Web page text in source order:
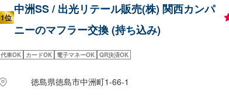
1位
中洲SS / 出光リテール販売(株) 関西カンパ
ニーのマフラー交換 (持ち込み)
代車OK カードOK 電子マネーOK QR決済OK
徳島県徳島市中洲町1-66-1